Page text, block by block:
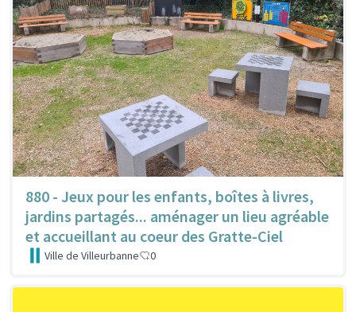
880 - Jeux pour les enfants, boîtes à livres,
jardins partagés... aménager un lieu agréable
et accueillant au coeur des Gratte-Ciel
Ville de Villeurbanne 0